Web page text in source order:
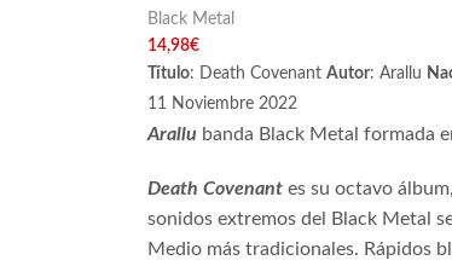
Black Metal
14,98€
Título: Death Covenant Autor: Arallu
11 Noviembre 2022
Arallu banda Black Metal formada
Death Covenant es su octavo
sonidos extremos del Black Metal
Medio más tradicionales. Rápidos